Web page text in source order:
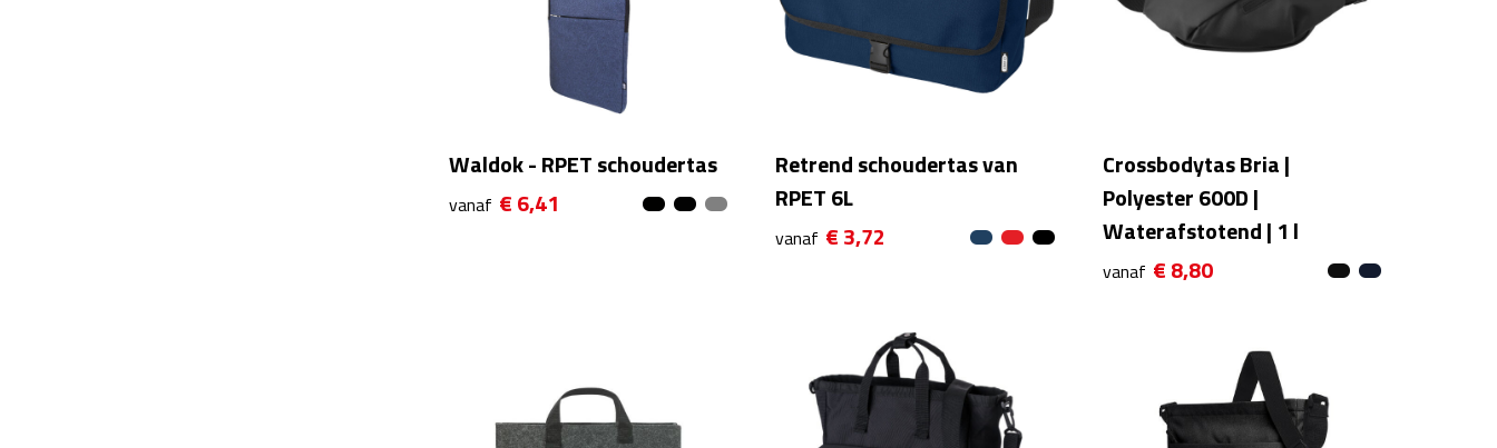
Waldok - RPET schoudertas
vanaf € 6,41
Retrend schoudertas van
RPET 6L
vanaf € 3,72
Crossbodytas Bria |
Polyester 600D |
Waterafstotend | 1 l
vanaf € 8,80